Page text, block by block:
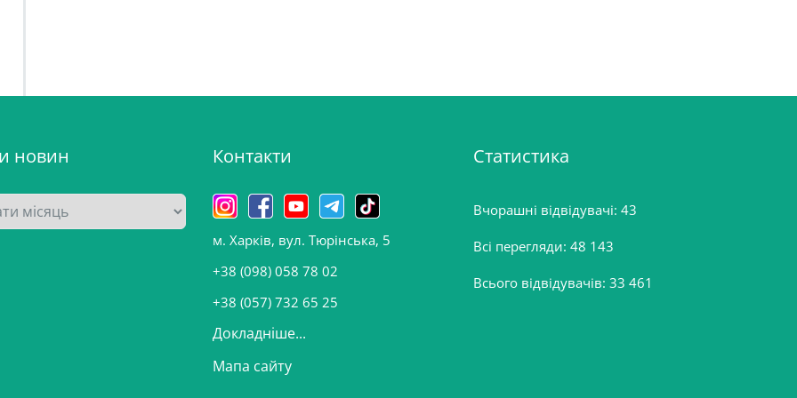
новин Контакти
м. Харків, вул. Тюрінська, 5
+38 (098) 058 78 02
+38 (057) 732 65 25
Докладніше...
Мапа сайту
Статистика
Вчорашні відвідувачі: 43
Всі перегляди: 48 143
Всього відвідувачів: 33 461